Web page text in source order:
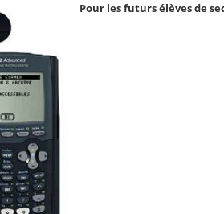
Pour les futurs élèves de